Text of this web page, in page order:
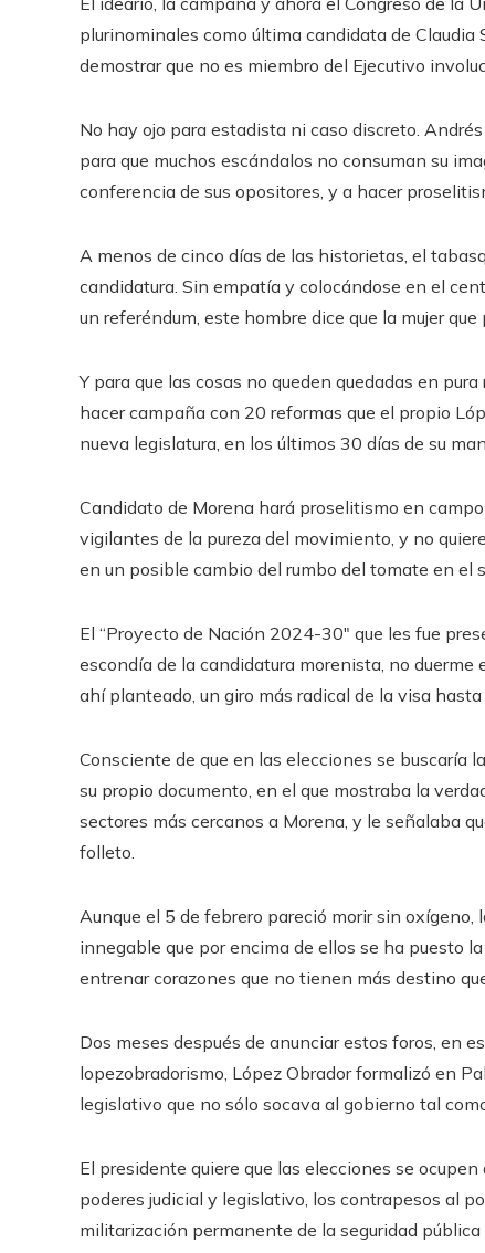
plurinominales como última candidata de Claudia
demostrar que no es miembro del Ejecutivo
No hay ojo para estadista ni caso discreto.
para que muchos escándalos no consuman su
conferencia de sus opositores, y a hacer
A menos de cinco días de las historietas, el
candidatura. Sin empatía y colocándose en el
un referéndum, este hombre dice que la mujer
Y para que las cosas no queden quedadas en
hacer campaña con 20 reformas que el propio
nueva legislatura, en los últimos 30 días de su
Candidato de Morena hará proselitismo en
vigilantes de la pureza del movimiento, y no
en un posible cambio del rumbo del tomate en el
El “Proyecto de Nación 2024-30″ que les fue
escondía de la candidatura morenista, no duerme
ahí planteado, un giro más radical de la visa
Consciente de que en las elecciones se buscaría
su propio documento, en el que mostraba la
sectores más cercanos a Morena, y le señalaba
folleto.
Aunque el 5 de febrero pareció morir sin
innegable que por encima de ellos se ha puesto
entrenar corazones que no tienen más destino
Dos meses después de anunciar estos foros, en
lopezobradorismo, López Obrador formalizó en
legislativo que no sólo socava al gobierno tal
El presidente quiere que las elecciones se
poderes judicial y legislativo, los contrapesos al
militarización permanente de la seguridad